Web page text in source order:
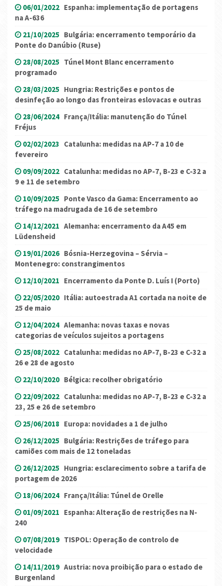
06/01/2022 Espanha: implementação de portagens
na A-636
21/10/2025 Bulgária: encerramento temporário da
Ponte do Danúbio (Ruse)
28/08/2025 Túnel Mont Blanc encerramento
programado
28/03/2025 Hungria: Restrições e pontos de
desinfeção ao longo das fronteiras eslovacas e outras
28/06/2024 França/Itália: manutenção do Túnel
Fréjus
02/02/2023 Catalunha: medidas na AP-7 a 10 de
fevereiro
09/09/2022 Catalunha: medidas no AP-7, B-23 e C-32 a
9 e 11 de setembro
10/09/2025 Ponte Vasco da Gama: Encerramento ao
tráfego na madrugada de 16 de setembro
14/12/2021 Alemanha: encerramento da A45 em
Lüdensheid
19/01/2026 Bósnia-Herzegovina – Sérvia –
Montenegro: constrangimentos
12/10/2021 Encerramento da Ponte D. Luís I (Porto)
22/05/2020 Itália: autoestrada A1 cortada na noite de
25 de maio
12/04/2024 Alemanha: novas taxas e novas
categorias de veículos sujeitos a portagens
25/08/2022 Catalunha: medidas no AP-7, B-23 e C-32 a
26 e 28 de agosto
22/10/2020 Bélgica: recolher obrigatório
22/09/2022 Catalunha: medidas no AP-7, B-23 e C-32 a
23, 25 e 26 de setembro
25/06/2018 Europa: novidades a 1 de julho
26/12/2025 Bulgária: Restrições de tráfego para
camiões com mais de 12 toneladas
26/12/2025 Hungria: esclarecimento sobre a tarifa de
portagem de 2026
18/06/2024 França/Itália: Túnel de Orelle
01/09/2021 Espanha: Alteração de restrições na N-
240
07/08/2019 TISPOL: Operação de controlo de
velocidade
14/11/2019 Austria: nova proibição para o estado de
Burgenland